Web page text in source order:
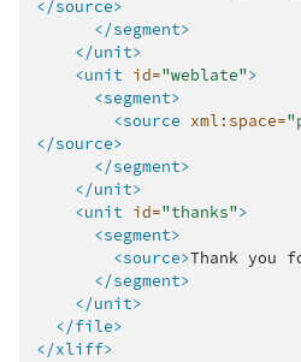
</source>
</segment>
</unit>
<unit id="weblate">
<segment>
<source xml:space=
</source>
</segment>
</unit>
<unit id="thanks">
<segment>
<source>Thank you
</segment>
</unit>
</file>
</xliff>